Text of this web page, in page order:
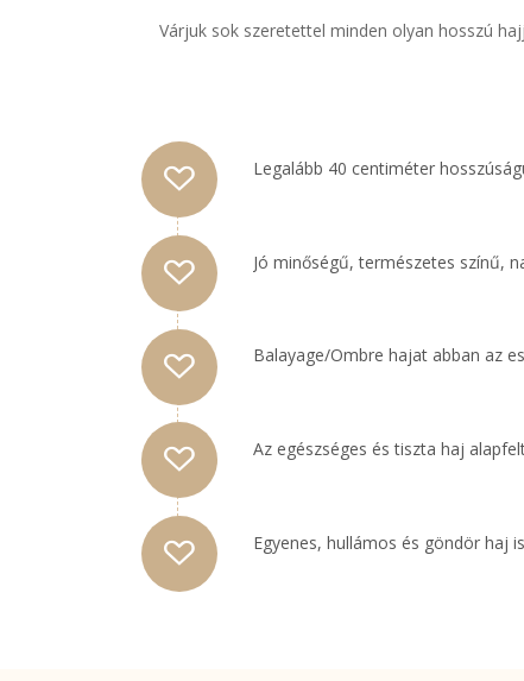
Várjuk sok szeretettel minden olyan hosszú
Legalább 40 centiméter
Jó minőségű, természetes színű,
Balayage/Ombre hajat abban az
Az egészséges és tiszta haj
Egyenes, hullámos és göndör haj